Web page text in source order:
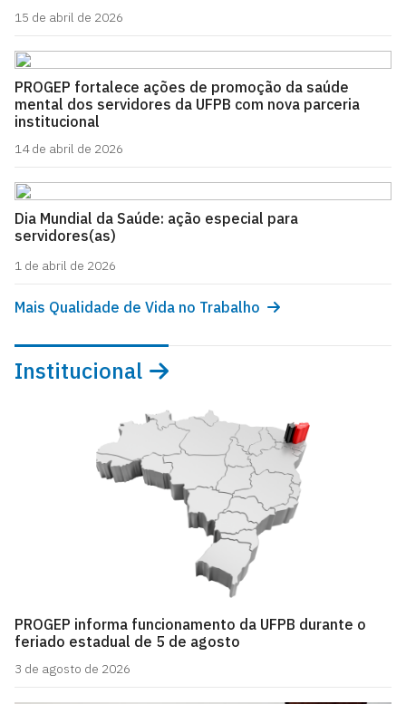
15 de abril de 2026
PROGEP fortalece ações de promoção da saúde
mental dos servidores da UFPB com nova parceria
institucional
14 de abril de 2026
Dia Mundial da Saúde: ação especial para
servidores(as)
1 de abril de 2026
Mais Qualidade de Vida no Trabalho
Institucional
PROGEP informa funcionamento da UFPB durante o
feriado estadual de 5 de agosto
3 de agosto de 2026